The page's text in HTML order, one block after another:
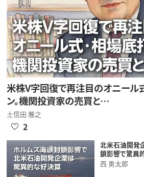
米株V字回復で再注目のオニール
ン。機関投資家の売買と…
土信田 雅之
2
北米石油開発
鎖影響で驚異
西 勇太郎